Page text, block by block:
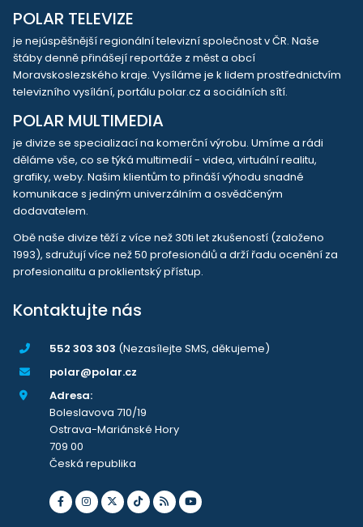
POLAR TELEVIZE
je nejúspěšnější regionální televizní společnost v ČR. Naše
štáby denně přinášejí reportáže z měst a obcí
Moravskoslezského kraje. Vysíláme je k lidem prostřednictvím
televizního vysílání, portálu polar.cz a sociálních sítí.
POLAR MULTIMEDIA
je divize se specializací na komerční výrobu. Umíme a rádi
děláme vše, co se týká multimedií - videa, virtuální realitu,
grafiky, weby. Našim klientům to přináší výhodu snadné
komunikace s jediným univerzálním a osvědčeným
dodavatelem.
Obě naše divize těží z více než 30ti let zkušeností (založeno
1993), sdružují více než 50 profesionálů a drží řadu ocenění za
profesionalitu a proklientský přístup.
Kontaktujte nás
552 303 303 (Nezasílejte SMS, děkujeme)
polar@polar.cz
Adresa:
Boleslavova 710/19
Ostrava-Mariánské Hory
709 00
Česká republika